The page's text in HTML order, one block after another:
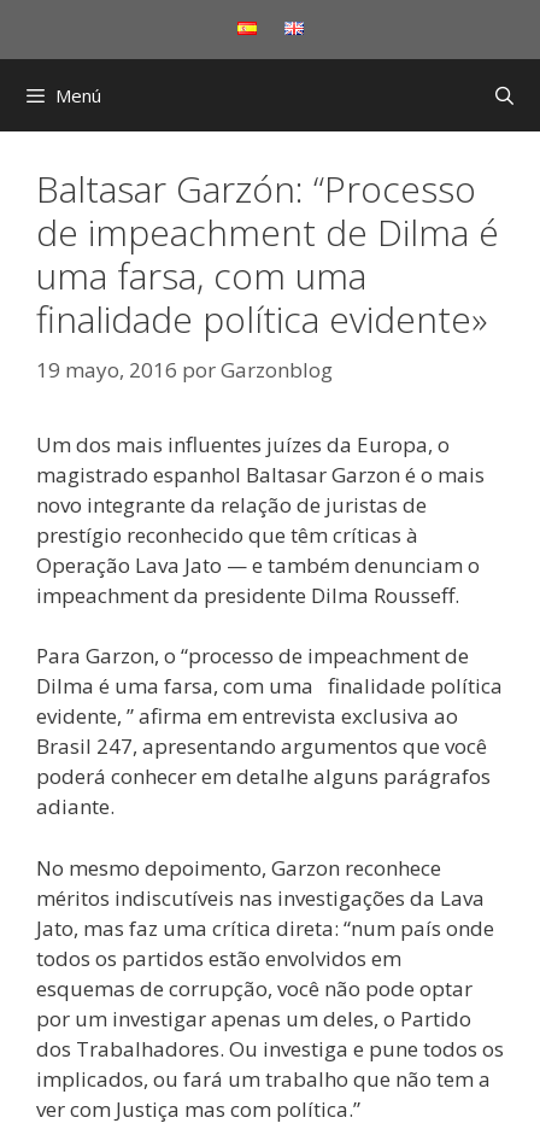
Menú
Baltasar Garzón: “Processo
de impeachment de Dilma é
uma farsa, com uma
finalidade política evidente»
19 mayo, 2016 porGarzonblog
Um dos mais influentes juízes da Europa, o
magistrado espanhol Baltasar Garzon é o mais
novo integrante da relação de juristas de
prestígio reconhecido que têm críticas à
Operação Lava Jato — e também denunciam o
impeachment da presidente Dilma Rousseff.
Para Garzon, o “processo de impeachment de
Dilma é uma farsa, com uma finalidade política
evidente, ” afirma em entrevista exclusiva ao
Brasil 247, apresentando argumentos que você
poderá conhecer em detalhe alguns parágrafos
adiante.
No mesmo depoimento, Garzon reconhece
méritos indiscutíveis nas investigações da Lava
Jato, mas faz uma crítica direta: “num país onde
todos os partidos estão envolvidos em
esquemas de corrupção, você não pode optar
por um investigar apenas um deles, o Partido
dos Trabalhadores. Ou investiga e pune todos os
implicados, ou fará um trabalho que não tem a
ver com Justiça mas com política.”